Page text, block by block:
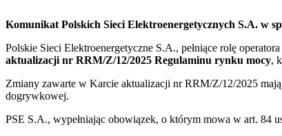
Komunikat Polskich Sieci Elektroenergetycznych S.A. w
Polskie Sieci Elektroenergetyczne S.A., pełniące rolę
aktualizacji nr RRM/Z/12/2025 Regulaminu rynku mocy,
Zmiany zawarte w Karcie aktualizacji nr RRM/Z/12/2025
dogrywkowej.
PSE S.A., wypełniając obowiązek, o którym mowa w art. 84